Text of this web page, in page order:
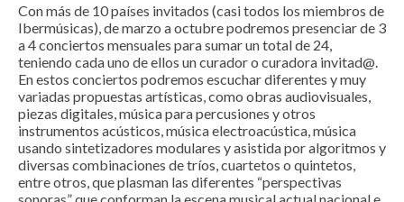
Con más de 10 países invitados (casi todos los miembros de
Ibermúsicas), de marzo a octubre podremos presenciar de 3
a 4 conciertos mensuales para sumar un total de 24,
teniendo cada uno de ellos un curador o curadora invitad@.
En estos conciertos podremos escuchar diferentes y muy
variadas propuestas artísticas, como obras audiovisuales,
piezas digitales, música para percusiones y otros
instrumentos acústicos, música electroacústica, música
usando sintetizadores modulares y asistida por algoritmos y
diversas combinaciones de tríos, cuartetos o quintetos,
entre otros, que plasman las diferentes “perspectivas
sonoras” que conforman la escena musical actual nacional e